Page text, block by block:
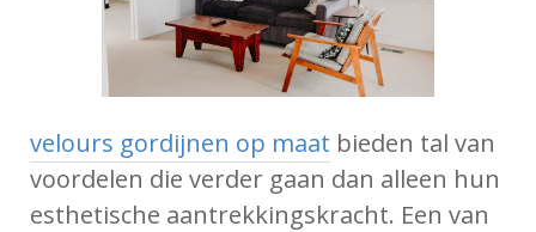
velours gordijnen op maat bieden tal van
voordelen die verder gaan dan alleen hun
esthetische aantrekkingskracht. Een van